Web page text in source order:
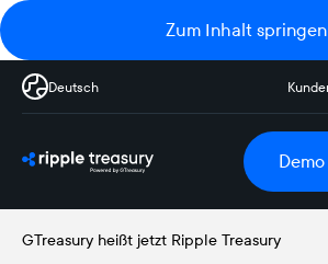
Zum Inhalt springen
Deutsch
GTreasury heißt jetzt Ripple Treasury